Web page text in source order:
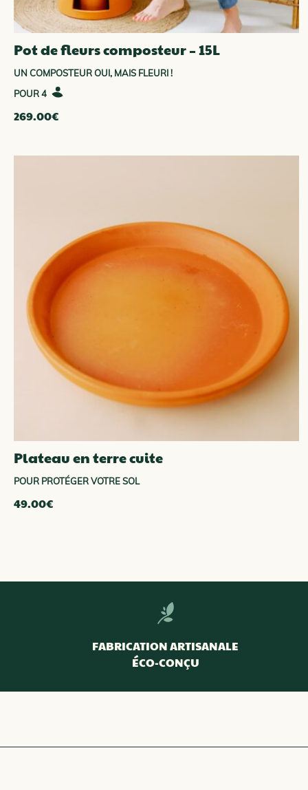
Pot de fleurs composteur – 15L
UN COMPOSTEUR OUI, MAIS FLEURI !
4
269.00€
Plateau en terre cuite
POUR PROTÉGER VOTRE SOL
49.00€
FABRICATION ARTISANALE
ÉCO-CONÇU